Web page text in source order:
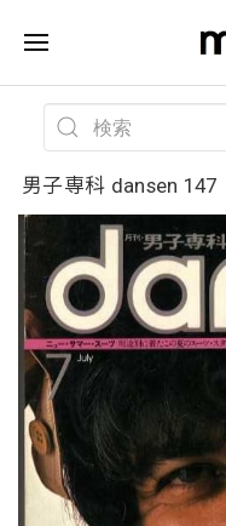
男子専科 dansen 147